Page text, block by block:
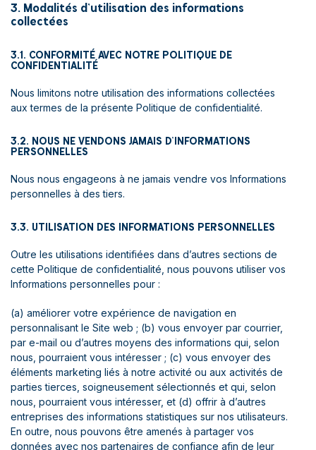
3. Modalités d’utilisation des informations
collectées
3.1. CONFORMITÉ AVEC NOTRE POLITIQUE DE
CONFIDENTIALITÉ
Nous limitons notre utilisation des informations collectées
aux termes de la présente Politique de confidentialité.
3.2. NOUS NE VENDONS JAMAIS D’INFORMATIONS
PERSONNELLES
Nous nous engageons à ne jamais vendre vos Informations
personnelles à des tiers.
3.3. UTILISATION DES INFORMATIONS PERSONNELLES
Outre les utilisations identifiées dans d’autres sections de
cette Politique de confidentialité, nous pouvons utiliser vos
Informations personnelles pour :
(a) améliorer votre expérience de navigation en
personnalisant le Site web ; (b) vous envoyer par courrier,
par e-mail ou d’autres moyens des informations qui, selon
nous, pourraient vous intéresser ; (c) vous envoyer des
éléments marketing liés à notre activité ou aux activités de
parties tierces, soigneusement sélectionnés et qui, selon
nous, pourraient vous intéresser, et (d) offrir à d’autres
entreprises des informations statistiques sur nos utilisateurs.
En outre, nous pouvons être amenés à partager vos
données avec nos partenaires de confiance afin de leur